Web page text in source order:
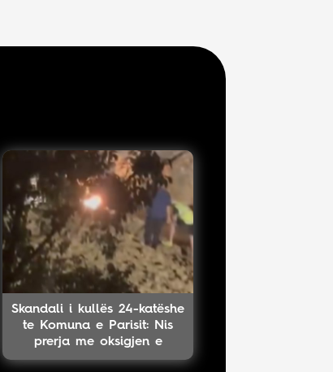
Skandali i kullës 24-katëshe
te Komuna e Parisit: Nis
prerja me oksigjen e
kolektorit magjistral në